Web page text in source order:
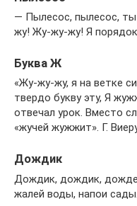
— Пылесос, пылесос,
жу! Жу-жу-жу! Я
Буква Ж
«Жу-жу-жу, я на ветке
твердо букву эту, Я
отвечал урок. Вместо
«жучей жужжит». Г.
Дождик
Дождик, дождик,
жалей воды, напои